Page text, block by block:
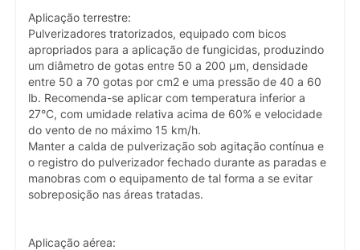
Aplicação terrestre:
Pulverizadores tratorizados, equipado com bicos
apropriados para a aplicação de fungicidas, produzindo
um diâmetro de gotas entre 50 a 200 µm, densidade
entre 50 a 70 gotas por cm2 e uma pressão de 40 a 60
lb. Recomenda-se aplicar com temperatura inferior a
27°C, com umidade relativa acima de 60% e velocidade
do vento de no máximo 15 km/h.
Manter a calda de pulverização sob agitação contínua e
o registro do pulverizador fechado durante as paradas e
manobras com o equipamento de tal forma a se evitar
sobreposição nas áreas tratadas.
Aplicação aérea: